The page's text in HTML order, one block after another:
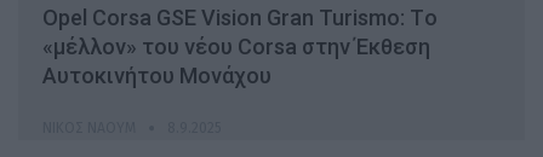
Opel Corsa GSE Vision Gran Turismo: Tο
«μέλλον» του νέου Corsa στην Έκθεση
Αυτοκινήτου Μονάχου